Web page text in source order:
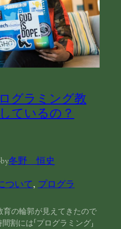
グラミング教
ているの？
by冬野 恒史
ついて, プログラ
育の輪郭が見えてきたので
割には「プログラミング」